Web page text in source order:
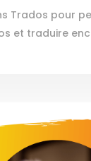
Trados pour
et traduire